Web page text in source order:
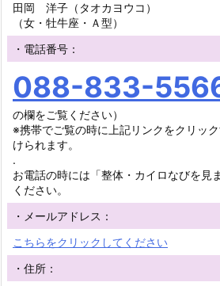
田岡 洋子（タオカヨウコ）
（女・牡牛座・Ａ型）
・電話番号：
088-833-
の欄をご覧ください）
※携帯でご覧の時に上記リンクをクリッ
けられます。
.
お電話の時には「整体・カイロなびを見
ください。
・メールアドレス：
こちらをクリックしてください
・住所：